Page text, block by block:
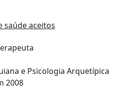
saúde aceitos
e Psicologia Arquetípica
2008